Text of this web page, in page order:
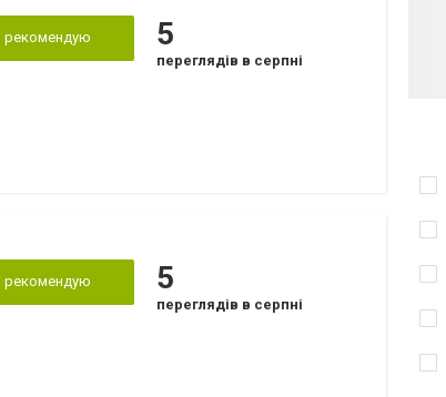
рекомендую 5
переглядів в серпні
рекомендую 5
переглядів в серпні